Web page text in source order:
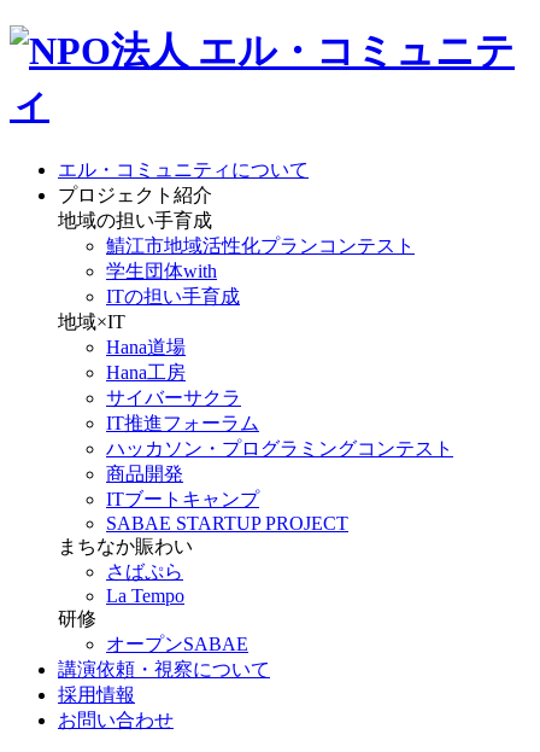
エル・コミュニティについて
プロジェクト紹介
地域の担い手育成
鯖江市地域活性化プランコンテスト
学生団体with
ITの担い手育成
地域×IT
Hana道場
Hana工房
サイバーサクラ
IT推進フォーラム
ハッカソン・プログラミングコンテスト
商品開発
ITブートキャンプ
SABAE STARTUP PROJECT
まちなか賑わい
さばぷら
La Tempo
研修
オープンSABAE
講演依頼・視察について
採用情報
お問い合わせ